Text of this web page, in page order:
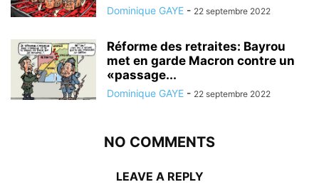
Dominique GAYE - 22 septembre 2022
Réforme des retraites: Bayrou
met en garde Macron contre un
«passage...
Dominique GAYE - 22 septembre 2022
NO COMMENTS
LEAVE A REPLY